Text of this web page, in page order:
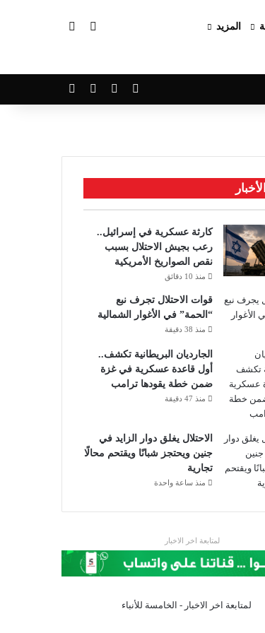
المزيد الوضع المظلم
فيسبوك ‫YouTube
كارثة عسكرية في إسرائيل..
رعب بجيش الاحتلال بسبب
نقص الصواريخ الأمريكية
منذ 10 دقائق
قوات الاحتلال تجرف نبع
“الحمة” في الأغوار الشمالية
منذ 38 دقيقة
الجارديان البريطانية تكشف..
أول قاعدة عسكرية في غزة
ضمن خطة يقودها ترامب
منذ 47 دقيقة
الاحتلال يغلق دوار الزايد في
جنين ويحتجز شبانًا ويقتحم محالًا
تجارية
منذ ساعة واحدة
لمتابعة اخر الاخبار